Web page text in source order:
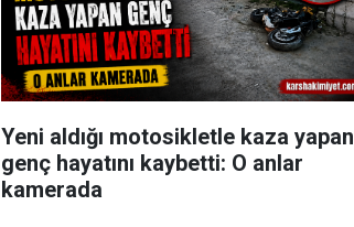
Yeni aldığı motosikletle kaza yapan
genç hayatını kaybetti: O anlar
kamerada